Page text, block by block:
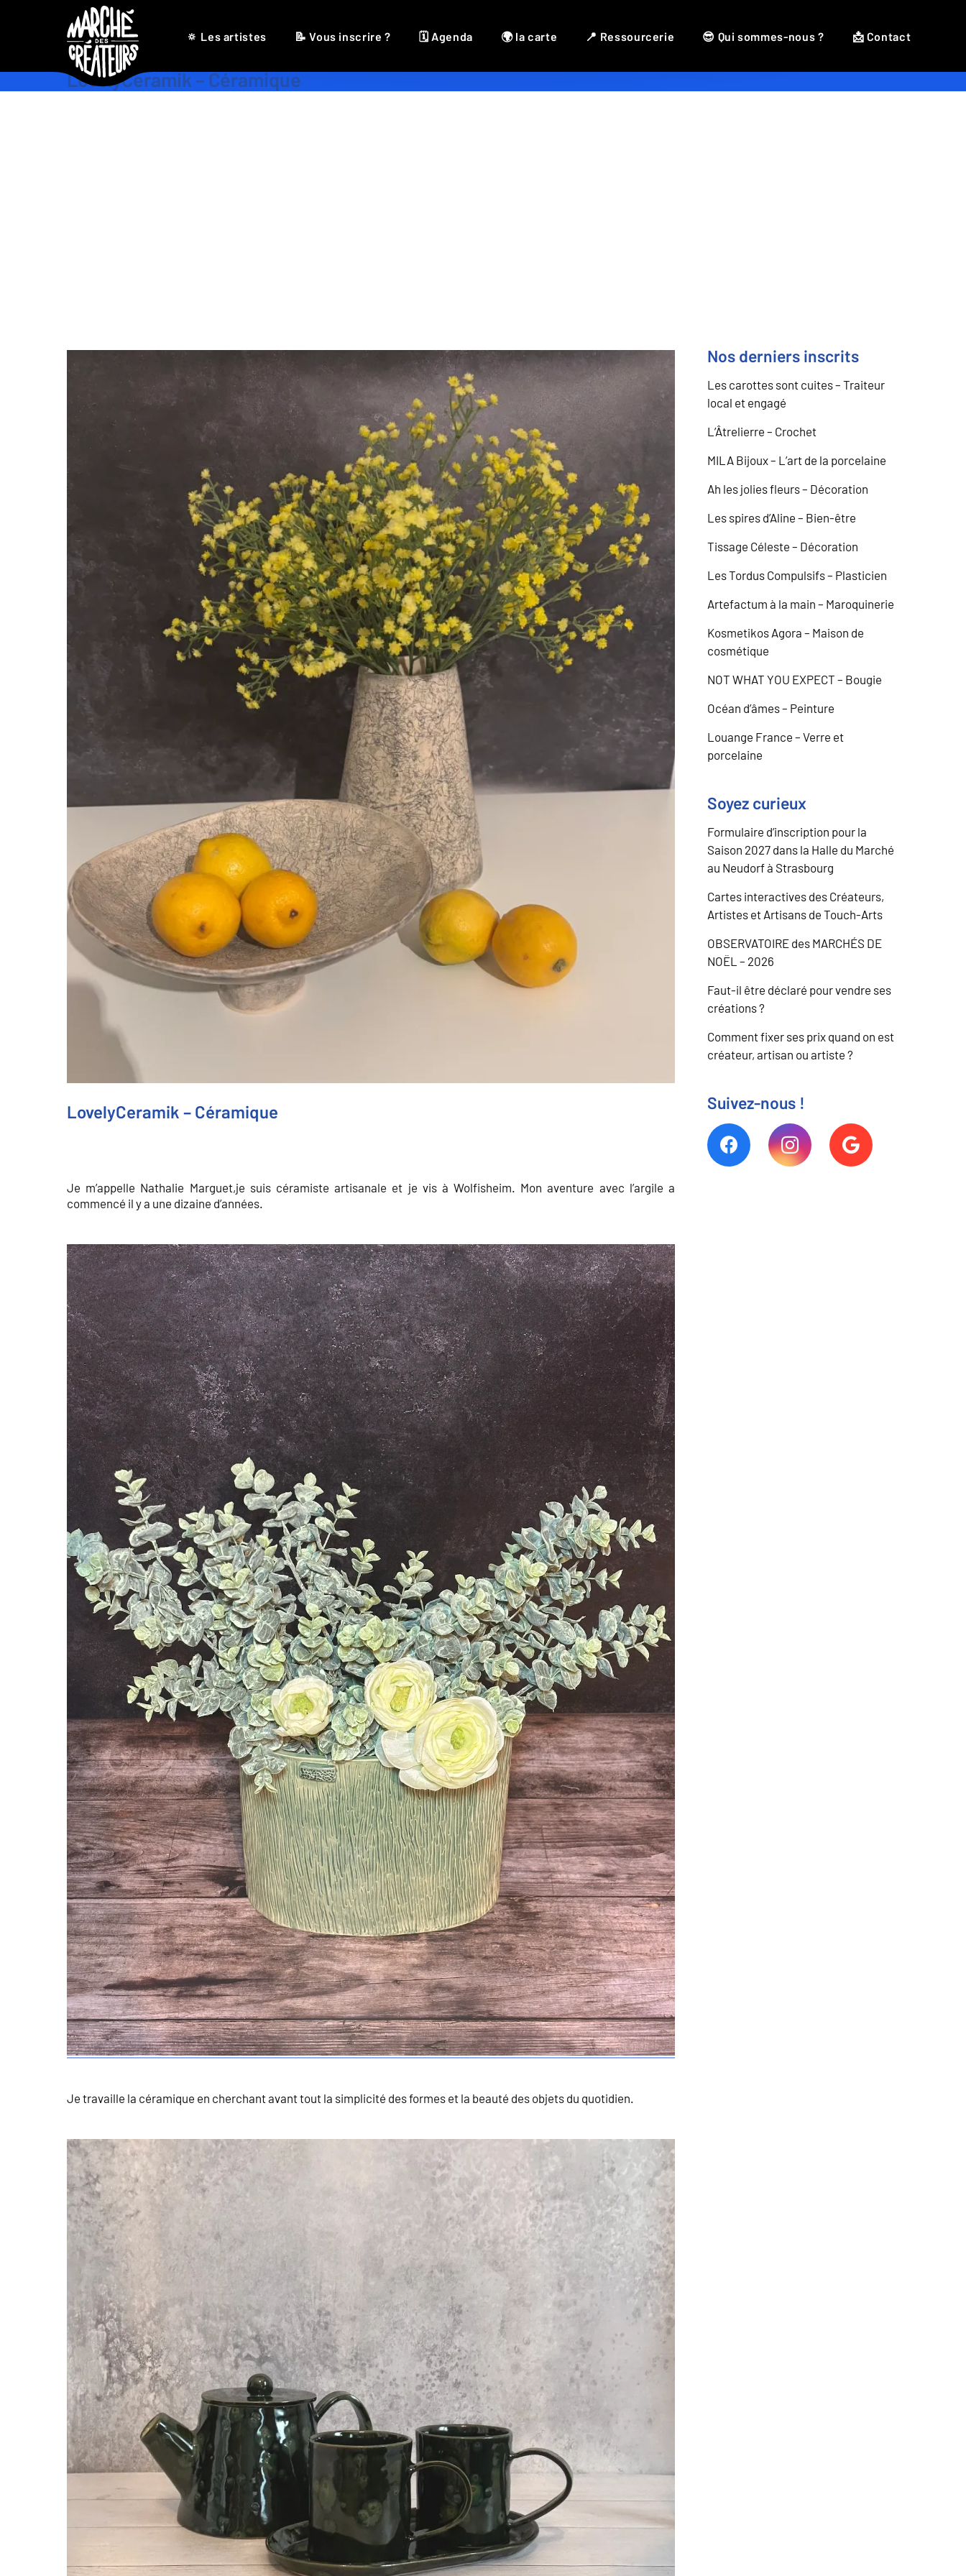
🔅 Les artistes 📝 Vous inscrire ? 🗓 Agenda 🌍 la carte 📍 Ressourcerie 😎 Qui sommes-nous ? 📩 Contact
LovelyCeramik – Céramique
LovelyCeramik – Céramique
Je m’appelle Nathalie Marguet,je suis céramiste artisanale et je vis à Wolfisheim. Mon aventure avec l’argile a
commencé il y a une dizaine d’années.
Je travaille la céramique en cherchant avant tout la simplicité des formes et la beauté des objets du quotidien.
Nos derniers inscrits
Les carottes sont cuites – Traiteur
local et engagé
L’Âtrelierre – Crochet
MILA Bijoux – L’art de la porcelaine
Ah les jolies fleurs – Décoration
Les spires d’Aline – Bien-être
Tissage Céleste – Décoration
Les Tordus Compulsifs – Plasticien
Artefactum à la main – Maroquinerie
Kosmetikos Agora – Maison de
cosmétique
NOT WHAT YOU EXPECT – Bougie
Océan d’âmes – Peinture
Louange France – Verre et
porcelaine
Soyez curieux
Formulaire d’inscription pour la
Saison 2027 dans la Halle du Marché
au Neudorf à Strasbourg
Cartes interactives des Créateurs,
Artistes et Artisans de Touch-Arts
OBSERVATOIRE des MARCHÉS DE
NOËL – 2026
Faut-il être déclaré pour vendre ses
créations ?
Comment fixer ses prix quand on est
créateur, artisan ou artiste ?
Suivez-nous !